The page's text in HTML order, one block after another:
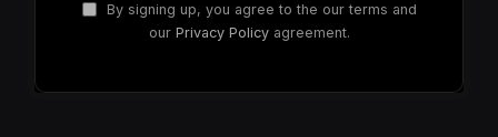
By signing up, you agree to the our terms and
our Privacy Policyagreement.